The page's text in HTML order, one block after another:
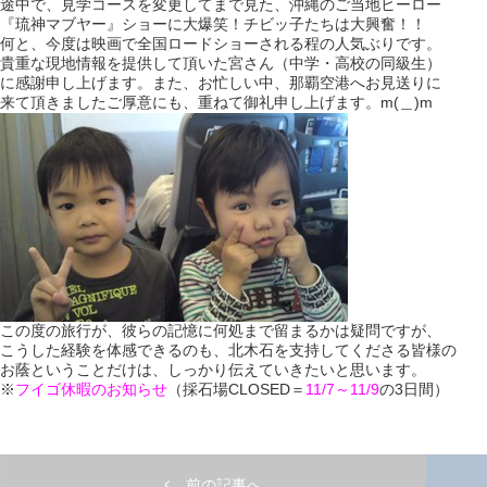
途中で、見学コースを変更してまで見た、沖縄のご当地ヒーロー
『琉神マブヤー』ショーに大爆笑！チビッ子たちは大興奮！！
何と、今度は映画で全国ロードショーされる程の人気ぶりです。
貴重な現地情報を提供して頂いた宮さん（中学・高校の同級生）
に感謝申し上げます。また、お忙しい中、那覇空港へお見送りに
来て頂きましたご厚意にも、重ねて御礼申し上げます。m(＿)m
この度の旅行が、彼らの記憶に何処まで留まるかは疑問ですが、
こうした経験を体感できるのも、北木石を支持してくださる皆様の
お蔭ということだけは、しっかり伝えていきたいと思います。
※フイゴ休暇のお知らせ （採石場CLOSED＝ 11/7～11/9の3日間）